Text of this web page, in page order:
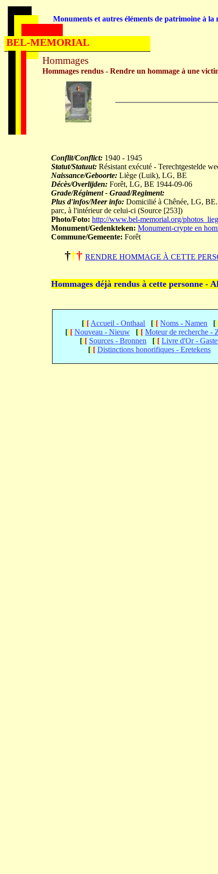
Conflit/Conflict: 1940 - 1945
Statut/Statuut: Résistant exécuté - Terechtgestelde
Naissance/Geboorte: Liège (Luik), LG, BE
Décès/Overlijden: Forêt, LG, BE 1944-09-06
Grade/Régiment - Graad/Regiment:
Plus d'infos/Meer info: Domicilié à Chênée, LG,
parc, à l'intérieur de celui-ci (Source [253])
Photo/Foto: http://www.bel-memorial.org/
Monument/Gedenkteken: Monument-crypte en
Commune/Gemeente: Forêt
††† RENDRE HOMMAGE À CETTE
Hommages déjà rendus à cette personne -
[[[ Accueil - Onthaal [[[ Noms - Namen [[
[[[ Nouveau - Nieuw [[[ Moteur de recherche -
[[[ Sources - Bronnen [[[ Livre d'Or -
[[[ Distinctions honorifiques - Eretekens
Hommages
Hommages rendus - Rendre un hommage à une
Monuments et autres éléments de patrimoine à la
BEL-MEMORIAL